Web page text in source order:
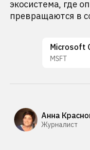
экосистема, где
превращаются в
Microsoft
MSFT
Анна
Журналист